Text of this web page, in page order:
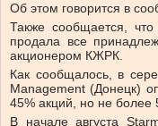
Об этом говорится в
Также сообщается, что
продала все
акционером КЖРК.
Как сообщалось, в
Management (Донецк)
45% акций, но не
В начале августа